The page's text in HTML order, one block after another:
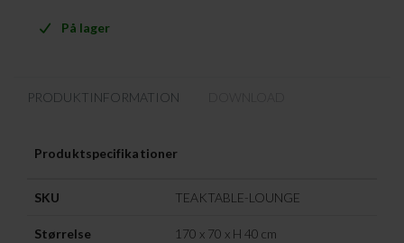
På lager
PRODUKTINFORMATION
Produktspecifikationer
SKU TEAKTABLE-LOUNGE
Størrelse 170 x 70 x H 40 cm